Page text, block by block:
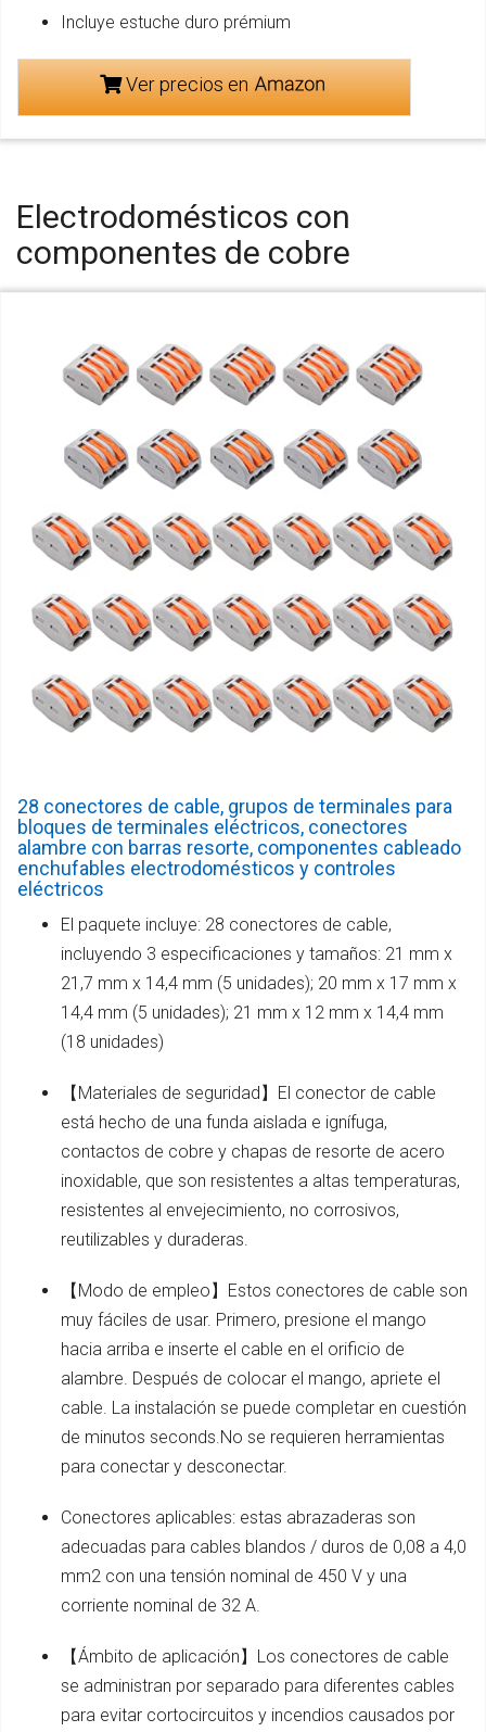
Incluye estuche duro prémium
Ver precios en
Electrodomésticos con
componentes de cobre
28 conectores de cable, grupos de terminales para
bloques de terminales eléctricos, conectores
alambre con barras resorte, componentes cableado
enchufables electrodomésticos y controles
eléctricos
El paquete incluye: 28 conectores de cable,
incluyendo 3 especificaciones y tamaños: 21 mm x
21,7 mm x 14,4 mm (5 unidades); 20 mm x 17 mm x
14,4 mm (5 unidades); 21 mm x 12 mm x 14,4 mm
(18 unidades)
【Materiales de seguridad】El conector de cable
está hecho de una funda aislada e ignífuga,
contactos de cobre y chapas de resorte de acero
inoxidable, que son resistentes a altas temperaturas,
resistentes al envejecimiento, no corrosivos,
reutilizables y duraderas.
【Modo de empleo】Estos conectores de cable son
muy fáciles de usar. Primero, presione el mango
hacia arriba e inserte el cable en el orificio de
alambre. Después de colocar el mango, apriete el
cable. La instalación se puede completar en cuestión
de minutos seconds.No se requieren herramientas
para conectar y desconectar.
Conectores aplicables: estas abrazaderas son
adecuadas para cables blandos / duros de 0,08 a 4,0
mm2 con una tensión nominal de 450 V y una
corriente nominal de 32 A.
【Ámbito de aplicación】Los conectores de cable
se administran por separado para diferentes cables
para evitar cortocircuitos y incendios causados por